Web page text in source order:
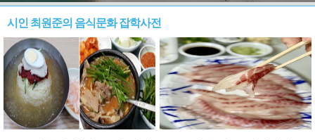
시인 최원준의 음식문화 잡학사전